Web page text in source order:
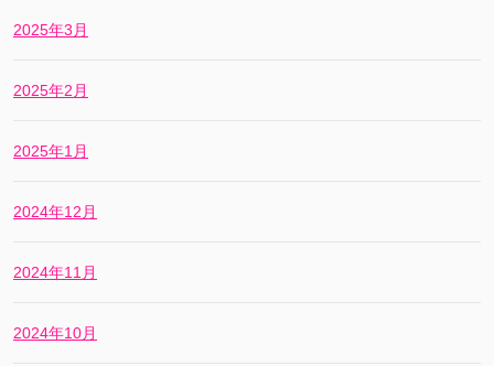
2025年3月
2025年2月
2025年1月
2024年12月
2024年11月
2024年10月